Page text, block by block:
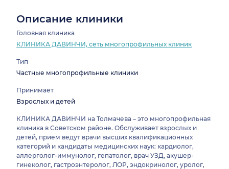
рекомендовала и после обращения к ней, все меня
очень благодарили. Доктор с большой буквы,
рекомендую этого доктора и взрослым и детям. Она
большая умничка. Всех благ ей , от всего сердца
благодарю, после ее лечения я зажила новой жизнью
- без боли и мучений.
Описание клиники
Головная клиника
КЛИНИКА ДАВИНЧИ, сеть многопрофильных клиник
Тип
Частные многопрофильные клиники
Принимает
Взрослых и детей
КЛИНИКА ДАВИНЧИ на Толмачева – это многопрофильная
клиника в Советском районе. Обслуживает взрослых и
детей, прием ведут врачи высших квалификационных
категорий и кандидаты медицинских наук: кардиолог,
аллерголог-иммунолог, гепатолог, врач УЗД, акушер-
гинеколог, гастроэнтеролог, ЛОР, эндокринолог, уролог,